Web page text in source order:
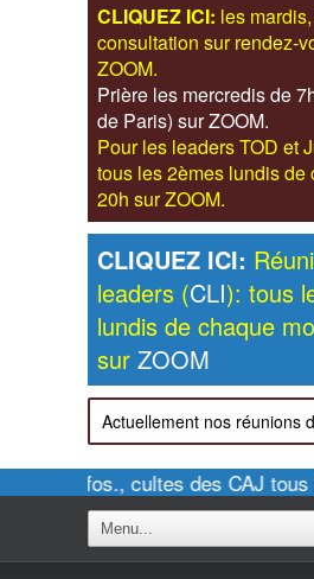
CLIQUEZ ICI: les
consultation sur rendez-
ZOOM.
Prière les mercredis de
de Paris) sur ZOOM.
Pour les leaders TOD et
tous les 2èmes lundis de
20h sur ZOOM.
CLIQUEZ ICI:
leaders (CLI): tous
lundis de chaque
sur ZOOM
Pour infos., cultes des CAJ